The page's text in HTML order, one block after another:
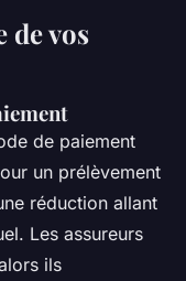
vos
de paiement
un prélèvement
réduction allant
Les assureurs
ils